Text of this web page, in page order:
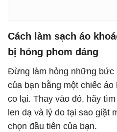
Cách làm sạch áo
bị hỏng phom dáng
Đừng làm hỏng những bức
của bạn bằng một chiếc
co lại. Thay vào đó, hãy
len dạ và lý do tại sao giặt
chọn đầu tiên của bạn.